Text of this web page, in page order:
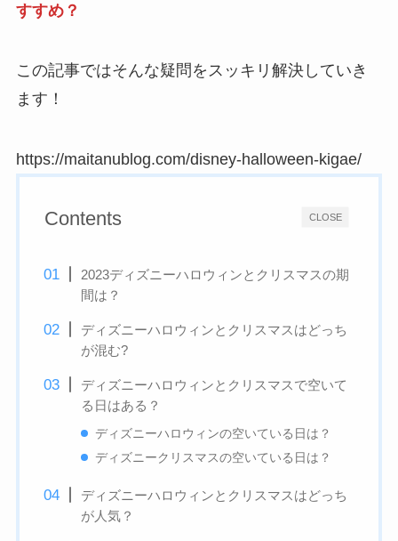
すすめ？
この記事ではそんな疑問をスッキリ解決していき
ます！
https://maitanublog.com/disney-halloween-kigae/
CLOSE
Contents
2023ディズニーハロウィンとクリスマスの期
間は？
ディズニーハロウィンとクリスマスはどっち
が混む?
ディズニーハロウィンとクリスマスで空いて
る日はある？
ディズニーハロウィンの空いている日は？
ディズニークリスマスの空いている日は？
ディズニーハロウィンとクリスマスはどっち
が人気？